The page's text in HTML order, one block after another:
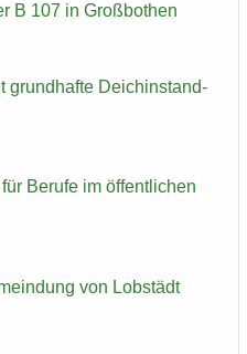
B 107 in Groß­bo­then
grund­haf­te Deich­in­stand­
Be­ru­fe im öf­fent­li­chen
von Lob­städt